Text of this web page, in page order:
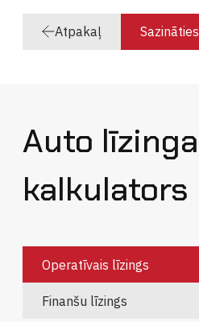
Atpakaļ Sazināties
Auto līzinga
kalkulators
Operatīvais līzings
Finanšu līzings